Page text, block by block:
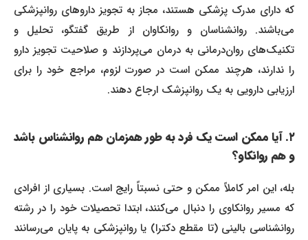
که دارای مدرک پزشکی هستند، مجاز به تجویز داروهای روانپزشکی
می‌باشند. روانشناسان و روانکاوان از طریق گفتگو، تحلیل و
تکنیک‌های روان‌درمانی به درمان می‌پردازند و صلاحیت تجویز دارو
را ندارند، هرچند ممکن است در صورت لزوم، مراجع خود را برای
ارزیابی دارویی به یک روانپزشک ارجاع دهند.
۲. آیا ممکن است یک فرد به طور همزمان هم روانشناس باشد
و هم روانکاو؟
بله، این امر کاملاً ممکن و حتی نسبتاً رایج است. بسیاری از افرادی
که مسیر روانکاوی را دنبال می‌کنند، ابتدا تحصیلات خود را در رشته
روانشناسی بالینی (تا مقطع دکترا) یا روانپزشکی به پایان می‌رسانند